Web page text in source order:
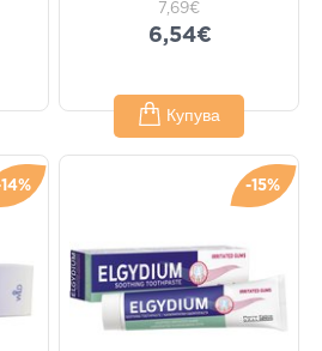
7,69€
6,54€
Купува
-15%